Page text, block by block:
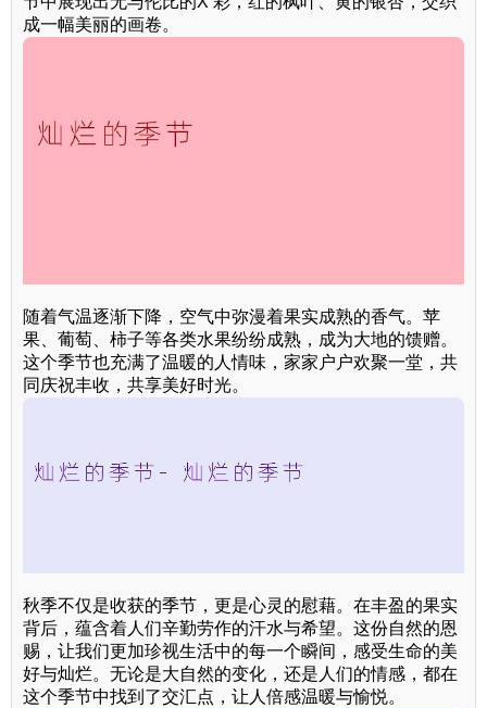
成一幅美丽的画卷。
随着气温逐渐下降，空气中弥漫着果实成熟的香气。苹
果、葡萄、柿子等各类水果纷纷成熟，成为大地的馈赠。
这个季节也充满了温暖的人情味，家家户户欢聚一堂，共
同庆祝丰收，共享美好时光。
秋季不仅是收获的季节，更是心灵的慰藉。在丰盈的果实
背后，蕴含着人们辛勤劳作的汗水与希望。这份自然的恩
赐，让我们更加珍视生活中的每一个瞬间，感受生命的美
好与灿烂。无论是大自然的变化，还是人们的情感，都在
这个季节中找到了交汇点，让人倍感温暖与愉悦。